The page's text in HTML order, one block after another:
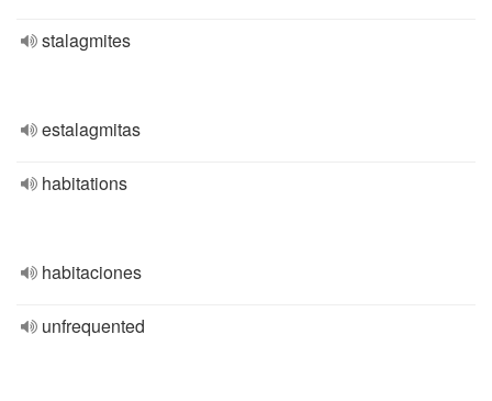
stalagmites
estalagmitas
habitations
habitaciones
unfrequented